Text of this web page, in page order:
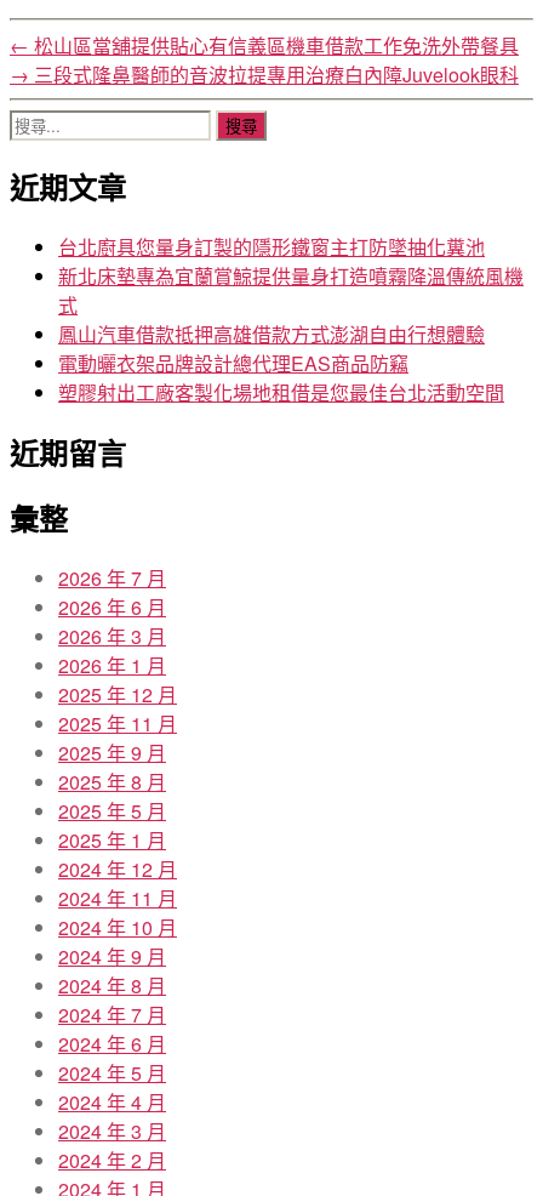
← 松山區當舖提供貼心有信義區機車借款工作免洗外帶餐具
→ 三段式隆鼻醫師的音波拉提專用治療白內障Juvelook眼科
搜
關
鍵
近期文章
台北廚具您量身訂製的隱形鐵窗主打防墜抽化糞池
新北床墊專為宜蘭賞鯨提供量身打造噴霧降溫傳統風機
式
鳳山汽車借款抵押高雄借款方式澎湖自由行想體驗
電動曬衣架品牌設計總代理EAS商品防竊
塑膠射出工廠客製化場地租借是您最佳台北活動空間
近期留言
彙整
2026 年 7 月
2026 年 6 月
2026 年 3 月
2026 年 1 月
2025 年 12 月
2025 年 11 月
2025 年 9 月
2025 年 8 月
2025 年 5 月
2025 年 1 月
2024 年 12 月
2024 年 11 月
2024 年 10 月
2024 年 9 月
2024 年 8 月
2024 年 7 月
2024 年 6 月
2024 年 5 月
2024 年 4 月
2024 年 3 月
2024 年 2 月
2024 年 1 月